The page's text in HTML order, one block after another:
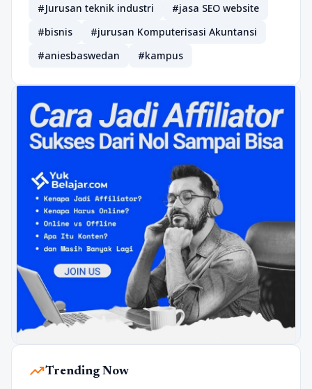
#Jurusan teknik industri
#jasa SEO website
#bisnis
#jurusan Komputerisasi Akuntansi
#aniesbaswedan
#kampus
trending_upTrending Now